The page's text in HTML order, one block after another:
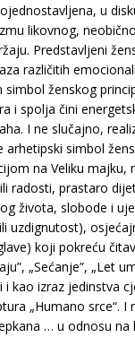
u
likovnog,
Predstavljeni
različitih
simbol ženskog
i spolja čini
I ne slučajno,
simbol
na Veliku majku,
radosti, prastaro
života, slobode i
uzdignutost),
koji pokreću
„Sećanje”, „Let
kao izraz jedinstva
„Humano srce“.
… u odnosu